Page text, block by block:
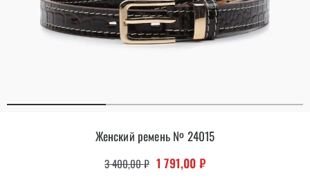
Женский ремень № 24015
3 400,00₽ Первоначальная цена
1 791,00 ₽Текущая цена: 1